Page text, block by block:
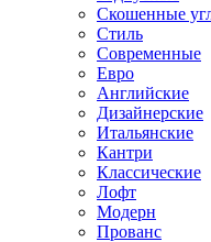
Скошенные
Стиль
Современные
Евро
Английские
Дизайнерские
Итальянские
Кантри
Классические
Лофт
Модерн
Прованс